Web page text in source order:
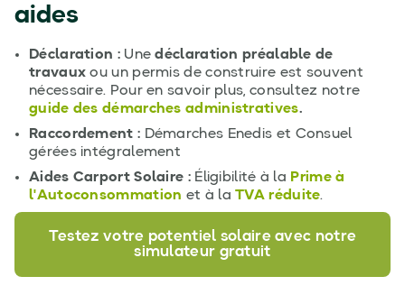
aides
Déclaration : Unedéclaration préalable de
travaux ou un permis de construire est souvent
nécessaire. Pour en savoir plus, consultez notre
guide des démarches administratives.
Raccordement : Démarches Enedis et Consuel
gérées intégralement
Aides Carport Solaire : Éligibilité à la Prime à
l'Autoconsommation et à laTVA réduite.
Testez votre potentiel solaire avec notre
simulateur gratuit